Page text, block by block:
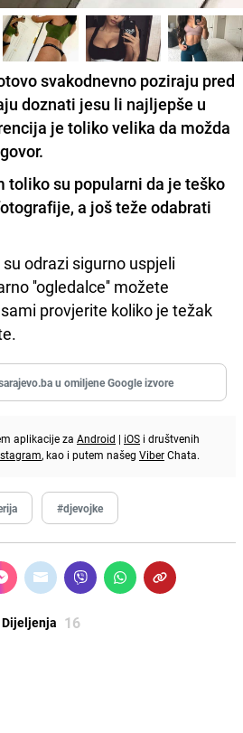
svakodnevno poziraju pred
doznati jesu li najljepše u
je toliko velika da možda
toliko su popularni da je teško
a još teže odabrati
odrazi sigurno uspjeli
''ogledalce'' možete
provjerite koliko je težak
u omiljene Google izvore
aplikacije za Android | iOS i društvenih
, kao i putem našeg ViberChata.
#djevojke
Dijeljenja 16